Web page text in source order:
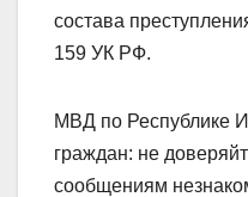
состава
159 УК РФ.
МВД по Республике
граждан: не
сообщениям